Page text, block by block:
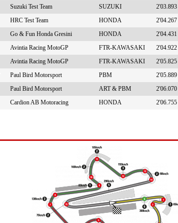
Suzuki Test Team SUZUKI
2'03.893
HRC Test Team HONDA
2'04.267
Go & Fun Honda Gresini HONDA
2'04.431
Avintia Racing MotoGP FTR-KAWASAKI
2'04.922
Avintia Racing MotoGP FTR-KAWASAKI
2'05.825
Paul Bird Motorsport PBM
2'05.889
Paul Bird Motorsport ART & PBM
2'06.070
Cardion AB Motoracing HONDA 2'06.755